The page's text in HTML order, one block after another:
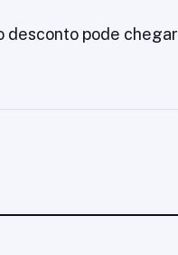
desconto pode chegar